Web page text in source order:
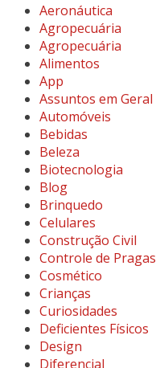
Aeronáutica
Agropecuária
Agropecuária
Alimentos
App
Assuntos em Geral
Automóveis
Bebidas
Beleza
Biotecnologia
Blog
Brinquedo
Celulares
Construção Civil
Controle de Pragas
Cosmético
Crianças
Curiosidades
Deficientes Físicos
Design
Diferencial